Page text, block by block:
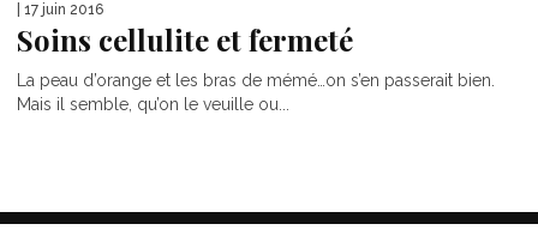
| 17 juin 2016
Soins cellulite et fermeté
La peau d’orange et les bras de mémé…on s’en passerait bien.
Mais il semble, qu’on le veuille ou...